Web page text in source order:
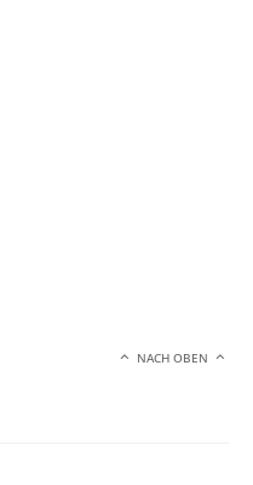
NACH OBEN